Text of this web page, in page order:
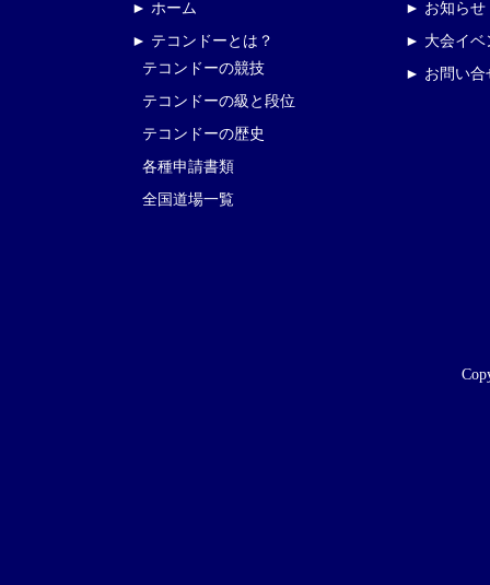
► ホーム
► テコンドーとは？
テコンドーの競技
テコンドーの級と段位
テコンドーの歴史
各種申請書類
全国道場一覧
► お知らせ
► 大会イベ
► お問い合